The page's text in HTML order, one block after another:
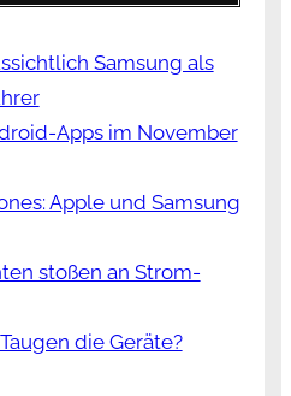
Samsung als
Apps im November
Apple und Samsung
stoßen an Strom-
die Geräte?